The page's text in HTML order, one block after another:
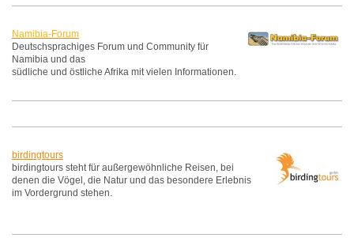
Namibia-Forum
Deutschsprachiges Forum und Community für
Namibia und das
südliche und östliche Afrika mit vielen Informationen.
birdingtours
birdingtours steht für außergewöhnliche Reisen, bei
denen die Vögel, die Natur und das besondere Erlebnis
im Vordergrund stehen.